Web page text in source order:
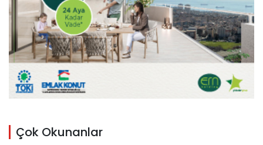
Çok Okunanlar